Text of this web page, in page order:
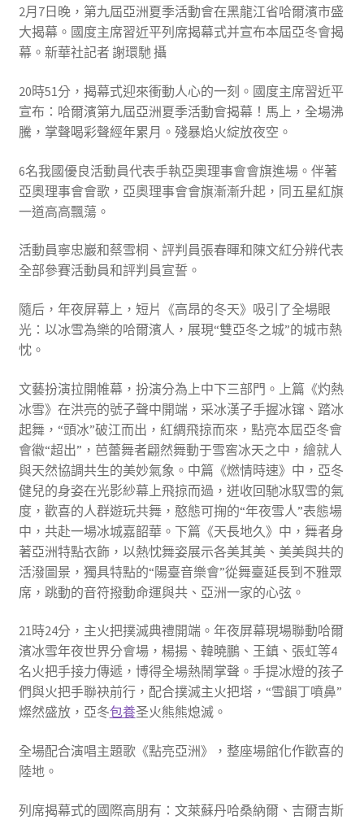
2月7日晚，第九屆亞洲夏季活動會在黑龍江省哈爾濱市盛
大揭幕。國度主席習近平列席揭幕式并宣布本屆亞冬會揭
幕。新華社記者 謝環馳 攝
20時51分，揭幕式迎來衝動人心的一刻。國度主席習近平
宣布：哈爾濱第九屆亞洲夏季活動會揭幕！馬上，全場沸
騰，掌聲喝彩聲經年累月。殘暴焰火綻放夜空。
6名我國優良活動員代表手執亞奧理事會會旗進場。伴著
亞奧理事會會歌，亞奧理事會會旗漸漸升起，同五星紅旗
一道高高飄蕩。
活動員寧忠巖和蔡雪桐、評判員張春暉和陳文紅分辨代表
全部參賽活動員和評判員宣誓。
隨后，年夜屏幕上，短片《高昂的冬天》吸引了全場眼
光：以冰雪為樂的哈爾濱人，展現“雙亞冬之城”的城市熱
忱。
文藝扮演拉開帷幕，扮演分為上中下三部門。上篇《灼熱
冰雪》在洪亮的號子聲中開端，采冰漢子手握冰镩、踏冰
起舞，“頭冰”破江而出，紅綢飛掠而來，點亮本屆亞冬會
會徽“超出”，芭蕾舞者翩然舞動于雪窖冰天之中，繪就人
與天然協調共生的美妙氣象。中篇《燃情時速》中，亞冬
健兒的身姿在光影紗幕上飛掠而過，迸收回馳冰馭雪的氣
度，歡喜的人群遊玩共舞，憨態可掬的“年夜雪人”表態場
中，共赴一場冰城嘉韶華。下篇《天長地久》中，舞者身
著亞洲特點衣飾，以熱忱舞姿展示各美其美、美美與共的
活潑圖景，獨具特點的“陽臺音樂會”從舞臺延長到不雅眾
席，跳動的音符撥動命運與共、亞洲一家的心弦。
21時24分，主火把撲滅典禮開端。年夜屏幕現場聯動哈爾
濱冰雪年夜世界分會場，楊揚、韓曉鵬、王鎮、張虹等4
名火把手接力傳遞，博得全場熱鬧掌聲。手提冰燈的孩子
們與火把手聯袂前行，配合撲滅主火把塔，“雪韻丁噴鼻”
燦然盛放，亞冬包養圣火熊熊熄滅。
全場配合演唱主題歌《點亮亞洲》，整座場館化作歡喜的
陸地。
列席揭幕式的國際高朋有：文萊蘇丹哈桑納爾、吉爾吉斯